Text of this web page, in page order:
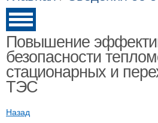
Повышение
безопасности
стационарных и
ТЭС
Назад